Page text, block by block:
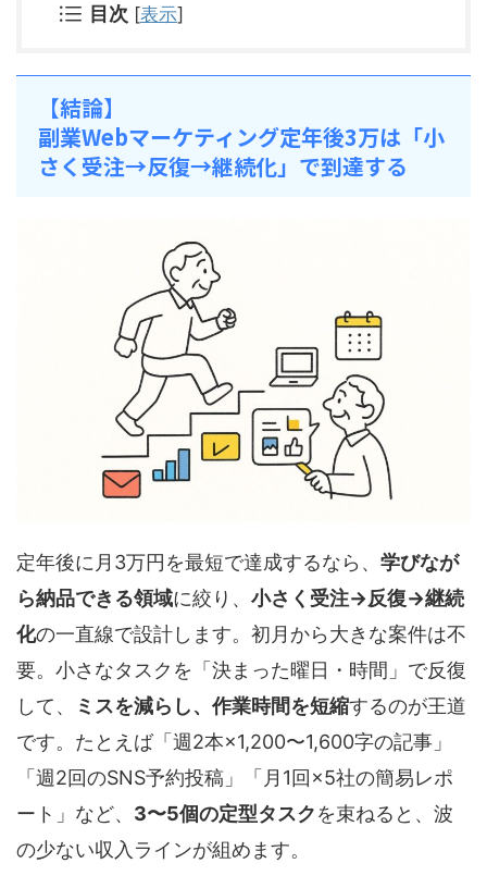
目次 [表示]
【結論】
副業Webマーケティング定年後3万は「小
さく受注→反復→継続化」で到達する
定年後に月3万円を最短で達成するなら、 学びなが
ら納品できる領域に絞り、 小さく受注→反復→継続
化の一直線で設計します。初月から大きな案件は不
要。小さなタスクを「決まった曜日・時間」で反復
して、
ミスを減らし、作業時間を短縮するのが王道
です。たとえば「週2本×1,200〜1,600字の記事」
「週2回のSNS予約投稿」「月1回×5社の簡易レポ
ート」など、 3〜5個の定型タスクを束ねると、波
の少ない収入ラインが組めます。